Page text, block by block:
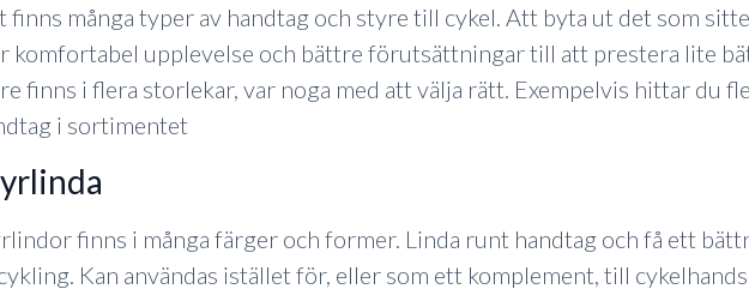
finns många typer av handtag och styre till cykel. Att byta ut det som
komfortabel upplevelse och bättre förutsättningar till att prestera lite
finns i flera storlekar, var noga med att välja rätt. Exempelvis hittar du
i sortimentet
finns i många färger och former. Linda runt handtag och få ett
Kan användas istället för, eller som ett komplement, till